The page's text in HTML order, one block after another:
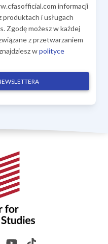
informacji
produktach i usługach
Zgodę możesz w każdej
z przetwarzaniem
wpolityce